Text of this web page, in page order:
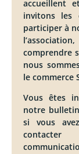
accueillent
invitons les
participer à
comprendre
nous
le commerce
Vous êtes
notre
si vous